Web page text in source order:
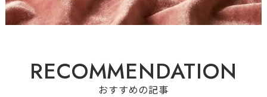
RECOMMENDATION
おすすめの記事